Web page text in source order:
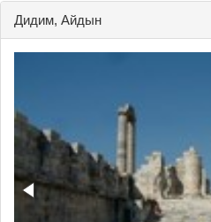
Дидим, Айдын